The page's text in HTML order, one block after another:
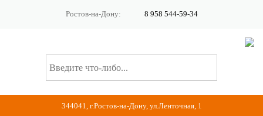
Ростов-на-Дону: 8 958 544-59-34
344041, г.Ростов-на-Дону, ул.Ленточная, 1